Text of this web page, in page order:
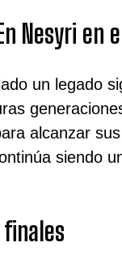
Nesyri en
un legado
alcanzar
siendo
finales